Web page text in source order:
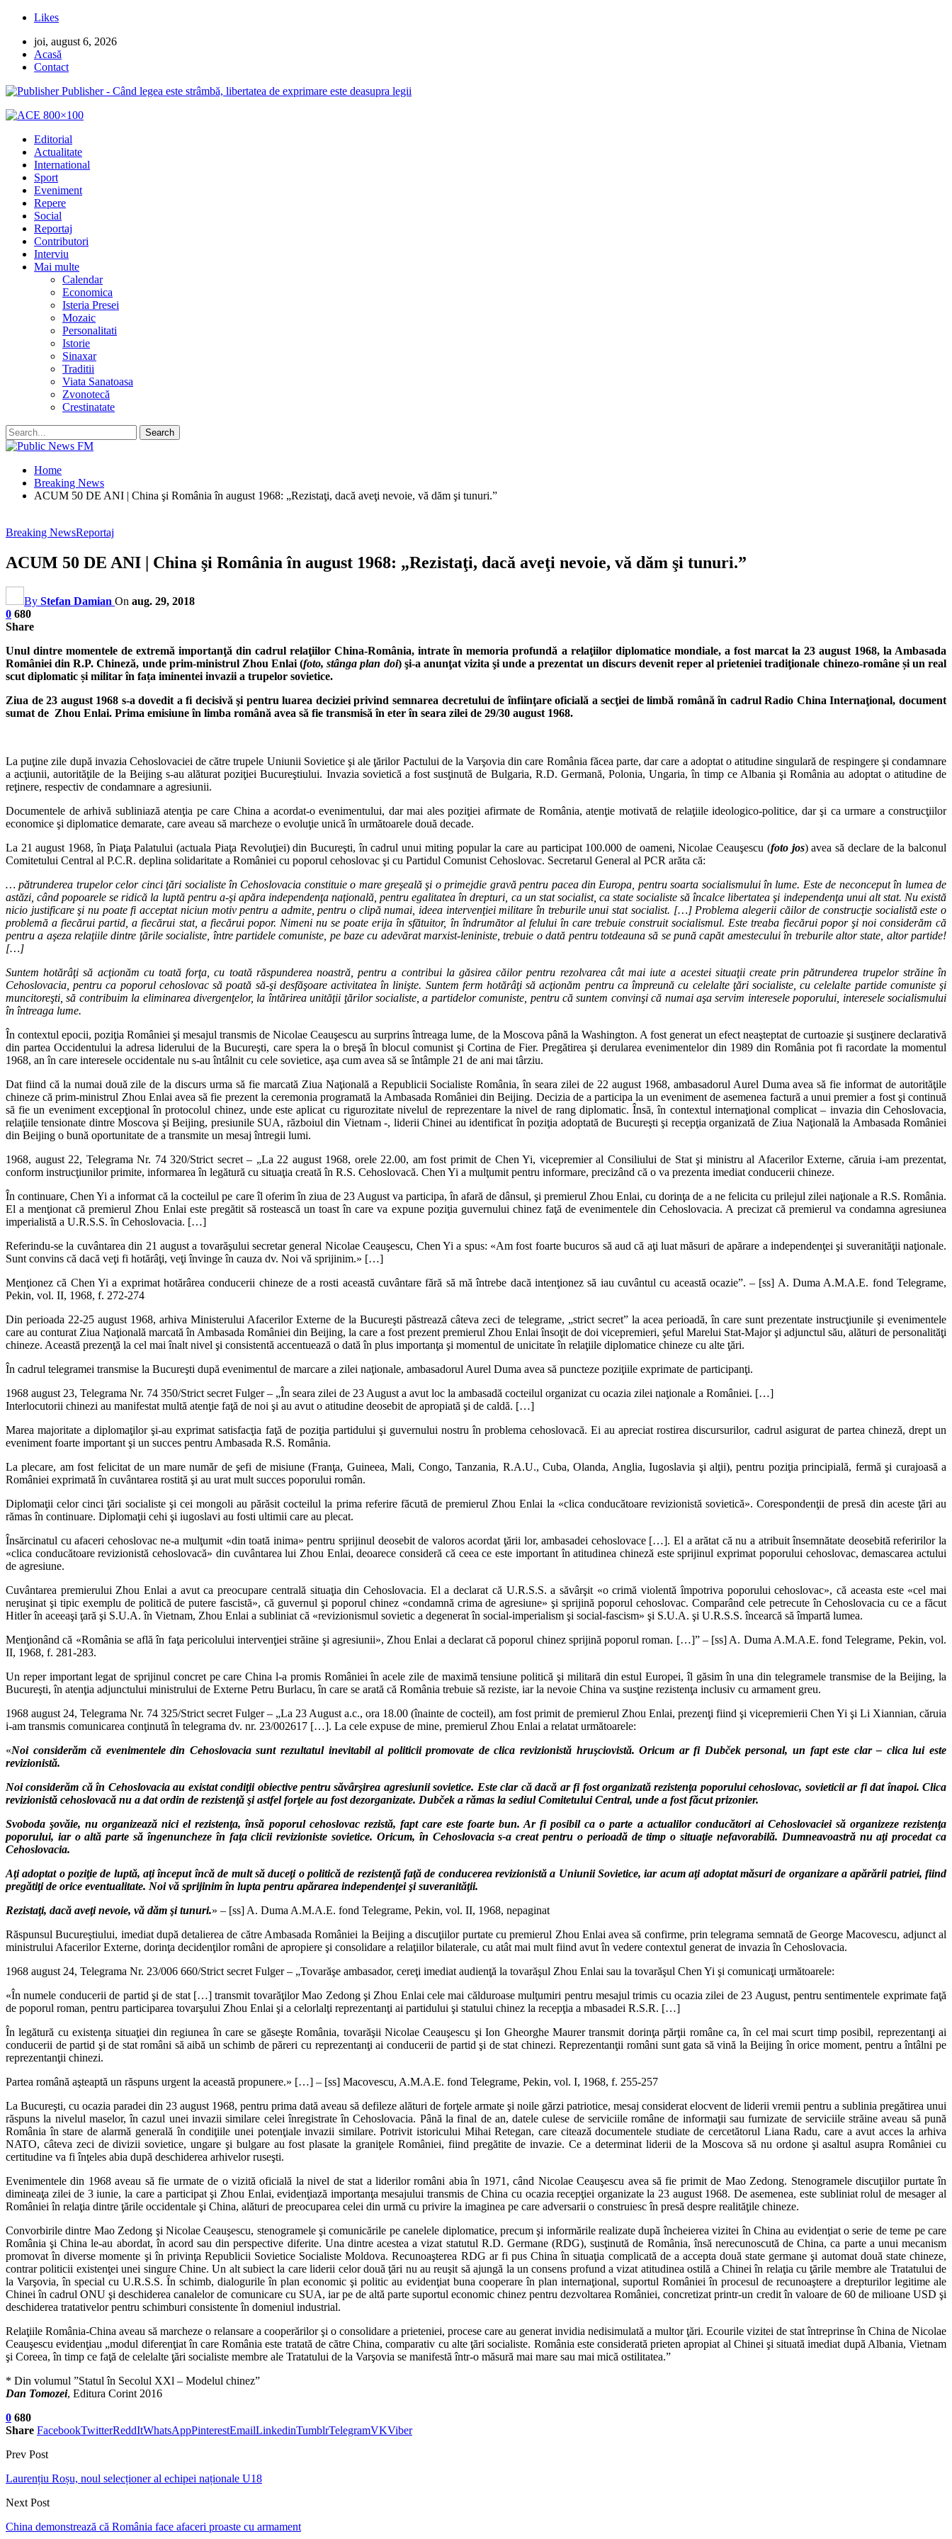
Likes
joi, august 6, 2026
Acasă
Contact
Publisher - Când legea este strâmbă, libertatea de exprimare este deasupra legii
Editorial
Actualitate
International
Sport
Eveniment
Repere
Social
Reportaj
Contributori
Interviu
Mai multe
Calendar
Economica
Isteria Presei
Mozaic
Personalitati
Istorie
Sinaxar
Traditii
Viata Sanatoasa
Zvonotecă
Crestinatate
Home
Breaking News
ACUM 50 DE ANI | China şi România în august 1968: „Rezistaţi, dacă aveţi nevoie, vă dăm şi tunuri.”
Breaking NewsReportaj
ACUM 50 DE ANI | China şi România în august 1968: „Rezistaţi, dacă aveţi nevoie, vă dăm şi tunuri.”
By Stefan Damian On aug. 29, 2018
0 680
Share
Unul dintre momentele de extremă importanţă din cadrul relaţiilor China-România, intrate în memoria profundă a relaţiilor diplomatice mondiale, a fost marcat la 23 august 1968, la Ambasada
României din R.P. Chineză, unde prim-ministrul Zhou Enlai (foto, stânga plan doi) şi-a anunţat vizita şi unde a prezentat un discurs devenit reper al prieteniei tradiţionale chinezo-române și un real
scut diplomatic și militar în fața iminentei invazii a trupelor sovietice.
Ziua de 23 august 1968 s-a dovedit a fi decisivă şi pentru luarea deciziei privind semnarea decretului de înfiinţare oficială a secţiei de limbă română în cadrul Radio China Internaţional, document
sumat de Zhou Enlai. Prima emisiune în limba română avea să fie transmisă în eter în seara zilei de 29/30 august 1968.
La puţine zile după invazia Cehoslovaciei de către trupele Uniunii Sovietice şi ale ţărilor Pactului de la Varşovia din care România făcea parte, dar care a adoptat o atitudine singulară de respingere şi condamnare
a acţiunii, autorităţile de la Beijing s-au alăturat poziţiei Bucureştiului. Invazia sovietică a fost susţinută de Bulgaria, R.D. Germană, Polonia, Ungaria, în timp ce Albania şi România au adoptat o atitudine de
reţinere, respectiv de condamnare a agresiunii.
Documentele de arhivă subliniază atenţia pe care China a acordat-o evenimentului, dar mai ales poziţiei afirmate de România, atenţie motivată de relaţiile ideologico-politice, dar şi ca urmare a construcţiilor
economice şi diplomatice demarate, care aveau să marcheze o evoluţie unică în următoarele două decade.
La 21 august 1968, în Piaţa Palatului (actuala Piaţa Revoluţiei) din Bucureşti, în cadrul unui miting popular la care au participat 100.000 de oameni, Nicolae Ceauşescu (foto jos) avea să declare de la balconul
Comitetului Central al P.C.R. deplina solidaritate a României cu poporul cehoslovac şi cu Partidul Comunist Cehoslovac. Secretarul General al PCR arăta că:
… pătrunderea trupelor celor cinci ţări socialiste în Cehoslovacia constituie o mare greşeală şi o primejdie gravă pentru pacea din Europa, pentru soarta socialismului în lume. Este de neconceput în lumea de
astăzi, când popoarele se ridică la luptă pentru a-şi apăra independenţa naţională, pentru egalitatea în drepturi, ca un stat socialist, ca state socialiste să încalce libertatea şi independenţa unui alt stat. Nu există
nicio justificare şi nu poate fi acceptat niciun motiv pentru a admite, pentru o clipă numai, ideea intervenţiei militare în treburile unui stat socialist. […] Problema alegerii căilor de construcţie socialistă este o
problemă a fiecărui partid, a fiecărui stat, a fiecărui popor. Nimeni nu se poate erija în sfătuitor, în îndrumător al felului în care trebuie construit socialismul. Este treaba fiecărui popor şi noi considerăm că
pentru a aşeza relaţiile dintre ţările socialiste, între partidele comuniste, pe baze cu adevărat marxist-leniniste, trebuie o dată pentru totdeauna să se pună capăt amestecului în treburile altor state, altor partide!
[…]
Suntem hotărâţi să acţionăm cu toată forţa, cu toată răspunderea noastră, pentru a contribui la găsirea căilor pentru rezolvarea cât mai iute a acestei situaţii create prin pătrunderea trupelor străine în
Cehoslovacia, pentru ca poporul cehoslovac să poată să-şi desfăşoare activitatea în linişte. Suntem ferm hotărâţi să acţionăm pentru ca împreună cu celelalte ţări socialiste, cu celelalte partide comuniste şi
muncitoreşti, să contribuim la eliminarea divergenţelor, la întărirea unităţii ţărilor socialiste, a partidelor comuniste, pentru că suntem convinşi că numai aşa servim interesele poporului, interesele socialismului
în întreaga lume.
În contextul epocii, poziţia României şi mesajul transmis de Nicolae Ceauşescu au surprins întreaga lume, de la Moscova până la Washington. A fost generat un efect neaşteptat de curtoazie şi susţinere declarativă
din partea Occidentului la adresa liderului de la Bucureşti, care spera la o breşă în blocul comunist şi Cortina de Fier. Pregătirea şi derularea evenimentelor din 1989 din România pot fi racordate la momentul
1968, an în care interesele occidentale nu s-au întâlnit cu cele sovietice, aşa cum avea să se întâmple 21 de ani mai târziu.
Dat fiind că la numai două zile de la discurs urma să fie marcată Ziua Naţională a Republicii Socialiste România, în seara zilei de 22 august 1968, ambasadorul Aurel Duma avea să fie informat de autorităţile
chineze că prim-ministrul Zhou Enlai avea să fie prezent la ceremonia programată la Ambasada României din Beijing. Decizia de a participa la un eveniment de asemenea factură a unui premier a fost şi continuă
să fie un eveniment excepţional în protocolul chinez, unde este aplicat cu rigurozitate nivelul de reprezentare la nivel de rang diplomatic. Însă, în contextul internaţional complicat – invazia din Cehoslovacia,
relaţiile tensionate dintre Moscova şi Beijing, presiunile SUA, războiul din Vietnam -, liderii Chinei au identificat în poziţia adoptată de Bucureşti şi recepţia organizată de Ziua Naţională la Ambasada României
din Beijing o bună oportunitate de a transmite un mesaj întregii lumi.
1968, august 22, Telegrama Nr. 74 320/Strict secret – „La 22 august 1968, orele 22.00, am fost primit de Chen Yi, vicepremier al Consiliului de Stat şi ministru al Afacerilor Externe, căruia i-am prezentat,
conform instrucţiunilor primite, informarea în legătură cu situaţia creată în R.S. Cehoslovacă. Chen Yi a mulţumit pentru informare, precizând că o va prezenta imediat conducerii chineze.
În continuare, Chen Yi a informat că la cocteilul pe care îl oferim în ziua de 23 August va participa, în afară de dânsul, şi premierul Zhou Enlai, cu dorinţa de a ne felicita cu prilejul zilei naţionale a R.S. România.
El a menţionat că premierul Zhou Enlai este pregătit să rostească un toast în care va expune poziţia guvernului chinez faţă de evenimentele din Cehoslovacia. A precizat că premierul va condamna agresiunea
imperialistă a U.R.S.S. în Cehoslovacia. […]
Referindu-se la cuvântarea din 21 august a tovarăşului secretar general Nicolae Ceauşescu, Chen Yi a spus: «Am fost foarte bucuros să aud că aţi luat măsuri de apărare a independenţei şi suveranităţii naţionale.
Sunt convins că dacă veţi fi hotărâţi, veţi învinge în cauza dv. Noi vă sprijinim.» […]
Menţionez că Chen Yi a exprimat hotărârea conducerii chineze de a rosti această cuvântare fără să mă întrebe dacă intenţionez să iau cuvântul cu această ocazie”. – [ss] A. Duma A.M.A.E. fond Telegrame,
Pekin, vol. II, 1968, f. 272-274
Din perioada 22-25 august 1968, arhiva Ministerului Afacerilor Externe de la Bucureşti păstrează câteva zeci de telegrame, „strict secret” la acea perioadă, în care sunt prezentate instrucţiunile şi evenimentele
care au conturat Ziua Naţională marcată în Ambasada României din Beijing, la care a fost prezent premierul Zhou Enlai însoţit de doi vicepremieri, şeful Marelui Stat-Major şi adjunctul său, alături de personalităţi
chineze. Această prezenţă la cel mai înalt nivel şi consistentă accentuează o dată în plus importanţa şi momentul de unicitate în relaţiile diplomatice chineze cu alte ţări.
În cadrul telegramei transmise la Bucureşti după evenimentul de marcare a zilei naţionale, ambasadorul Aurel Duma avea să puncteze poziţiile exprimate de participanţi.
1968 august 23, Telegrama Nr. 74 350/Strict secret Fulger – „În seara zilei de 23 August a avut loc la ambasadă cocteilul organizat cu ocazia zilei naţionale a României. […]
Interlocutorii chinezi au manifestat multă atenţie faţă de noi şi au avut o atitudine deosebit de apropiată şi de caldă. […]
Marea majoritate a diplomaţilor şi-au exprimat satisfacţia faţă de poziţia partidului şi guvernului nostru în problema cehoslovacă. Ei au apreciat rostirea discursurilor, cadrul asigurat de partea chineză, drept un
eveniment foarte important şi un succes pentru Ambasada R.S. România.
La plecare, am fost felicitat de un mare număr de şefi de misiune (Franţa, Guineea, Mali, Congo, Tanzania, R.A.U., Cuba, Olanda, Anglia, Iugoslavia şi alţii), pentru poziţia principială, fermă şi curajoasă a
României exprimată în cuvântarea rostită şi au urat mult succes poporului român.
Diplomaţii celor cinci ţări socialiste şi cei mongoli au părăsit cocteilul la prima referire făcută de premierul Zhou Enlai la «clica conducătoare revizionistă sovietică». Corespondenţii de presă din aceste ţări au
rămas în continuare. Diplomaţii cehi şi iugoslavi au fosti ultimii care au plecat.
Însărcinatul cu afaceri cehoslovac ne-a mulţumit «din toată inima» pentru sprijinul deosebit de valoros acordat ţării lor, ambasadei cehoslovace […]. El a arătat că nu a atribuit însemnătate deosebită referirilor la
«clica conducătoare revizionistă cehoslovacă» din cuvântarea lui Zhou Enlai, deoarece consideră că ceea ce este important în atitudinea chineză este sprijinul exprimat poporului cehoslovac, demascarea actului
de agresiune.
Cuvântarea premierului Zhou Enlai a avut ca preocupare centrală situaţia din Cehoslovacia. El a declarat că U.R.S.S. a săvârşit «o crimă violentă împotriva poporului cehoslovac», că aceasta este «cel mai
neruşinat şi tipic exemplu de politică de putere fascistă», că guvernul şi poporul chinez «condamnă crima de agresiune» şi sprijină poporul cehoslovac. Comparând cele petrecute în Cehoslovacia cu ce a făcut
Hitler în aceeaşi ţară şi S.U.A. în Vietnam, Zhou Enlai a subliniat că «revizionismul sovietic a degenerat în social-imperialism şi social-fascism» şi S.U.A. şi U.R.S.S. încearcă să împartă lumea.
Menţionând că «România se află în faţa pericolului intervenţiei străine şi agresiunii», Zhou Enlai a declarat că poporul chinez sprijină poporul roman. […]” – [ss] A. Duma A.M.A.E. fond Telegrame, Pekin, vol.
II, 1968, f. 281-283.
Un reper important legat de sprijinul concret pe care China l-a promis României în acele zile de maximă tensiune politică şi militară din estul Europei, îl găsim în una din telegramele transmise de la Beijing, la
Bucureşti, în atenţia adjunctului ministrului de Externe Petru Burlacu, în care se arată că România trebuie să reziste, iar la nevoie China va susţine rezistenţa inclusiv cu armament greu.
1968 august 24, Telegrama Nr. 74 325/Strict secret Fulger – „La 23 August a.c., ora 18.00 (înainte de cocteil), am fost primit de premierul Zhou Enlai, prezenţi fiind şi vicepremierii Chen Yi şi Li Xiannian, căruia
i-am transmis comunicarea conţinută în telegrama dv. nr. 23/002617 […]. La cele expuse de mine, premierul Zhou Enlai a relatat următoarele:
«Noi considerăm că evenimentele din Cehoslovacia sunt rezultatul inevitabil al politicii promovate de clica revizionistă hruşciovistă. Oricum ar fi Dubček personal, un fapt este clar – clica lui este
revizionistă.
Noi considerăm că în Cehoslovacia au existat condiţii obiective pentru săvârşirea agresiunii sovietice. Este clar că dacă ar fi fost organizată rezistenţa poporului cehoslovac, sovieticii ar fi dat înapoi. Clica
revizionistă cehoslovacă nu a dat ordin de rezistenţă şi astfel forţele au fost dezorganizate. Dubček a rămas la sediul Comitetului Central, unde a fost făcut prizonier.
Svoboda şovăie, nu organizează nici el rezistenţa, însă poporul cehoslovac rezistă, fapt care este foarte bun. Ar fi posibil ca o parte a actualilor conducători ai Cehoslovaciei să organizeze rezistenţa
poporului, iar o altă parte să îngenuncheze în faţa clicii revizioniste sovietice. Oricum, în Cehoslovacia s-a creat pentru o perioadă de timp o situaţie nefavorabilă. Dumneavoastră nu aţi procedat ca
Cehoslovacia.
Aţi adoptat o poziţie de luptă, aţi început încă de mult să duceţi o politică de rezistenţă faţă de conducerea revizionistă a Uniunii Sovietice, iar acum aţi adoptat măsuri de organizare a apărării patriei, fiind
pregătiţi de orice eventualitate. Noi vă sprijinim în lupta pentru apărarea independenţei şi suveranităţii.
Rezistaţi, dacă aveţi nevoie, vă dăm şi tunuri.» – [ss] A. Duma A.M.A.E. fond Telegrame, Pekin, vol. II, 1968, nepaginat
Răspunsul Bucureştiului, imediat după detalierea de către Ambasada României la Beijing a discuţiilor purtate cu premierul Zhou Enlai avea să confirme, prin telegrama semnată de George Macovescu, adjunct al
ministrului Afacerilor Externe, dorinţa decidenţilor români de apropiere şi consolidare a relaţiilor bilaterale, cu atât mai mult fiind avut în vedere contextul generat de invazia în Cehoslovacia.
1968 august 24, Telegrama Nr. 23/006 660/Strict secret Fulger – „Tovarăşe ambasador, cereţi imediat audienţă la tovarăşul Zhou Enlai sau la tovarăşul Chen Yi şi comunicaţi următoarele:
«În numele conducerii de partid şi de stat […] transmit tovarăţilor Mao Zedong şi Zhou Enlai cele mai călduroase mulţumiri pentru mesajul trimis cu ocazia zilei de 23 August, pentru sentimentele exprimate faţă
de poporul roman, pentru participarea tovarşului Zhou Enlai şi a celorlalţi reprezentanţi ai partidului şi statului chinez la recepţia a mbasadei R.S.R. […]
În legătură cu existenţa situaţiei din regiunea în care se găseşte România, tovarăşii Nicolae Ceauşescu şi Ion Gheorghe Maurer transmit dorinţa părţii române ca, în cel mai scurt timp posibil, reprezentanţi ai
conducerii de partid şi de stat români să aibă un schimb de păreri cu reprezentanţi ai conducerii de partid şi de stat chinezi. Reprezentanţii români sunt gata să vină la Beijing în orice moment, pentru a întâlni pe
reprezentanţii chinezi.
Partea română aşteaptă un răspuns urgent la această propunere.» […] – [ss] Macovescu, A.M.A.E. fond Telegrame, Pekin, vol. I, 1968, f. 255-257
La Bucureşti, cu ocazia paradei din 23 august 1968, pentru prima dată aveau să defileze alături de forţele armate şi noile gărzi patriotice, mesaj considerat elocvent de liderii vremii pentru a sublinia pregătirea unui
răspuns la nivelul maselor, în cazul unei invazii similare celei înregistrate în Cehoslovacia. Până la final de an, datele culese de serviciile române de informaţii sau furnizate de serviciile străine aveau să pună
România în stare de alarmă generală în condiţiile unei potenţiale invazii similare. Potrivit istoricului Mihai Retegan, care citează documentele studiate de cercetătorul Liana Radu, care a avut acces la arhiva
NATO, câteva zeci de divizii sovietice, ungare şi bulgare au fost plasate la graniţele României, fiind pregătite de invazie. Ce a determinat liderii de la Moscova să nu ordone şi asaltul asupra României cu
certitudine va fi înţeles abia după deschiderea arhivelor ruseşti.
Evenimentele din 1968 aveau să fie urmate de o vizită oficială la nivel de stat a liderilor români abia în 1971, când Nicolae Ceauşescu avea să fie primit de Mao Zedong. Stenogramele discuţiilor purtate în
dimineaţa zilei de 3 iunie, la care a participat şi Zhou Enlai, evidenţiază importanţa mesajului transmis de China cu ocazia recepţiei organizate la 23 august 1968. De asemenea, este subliniat rolul de mesager al
României în relaţia dintre ţările occidentale şi China, alături de preocuparea celei din urmă cu privire la imaginea pe care adversarii o construiesc în presă despre realităţile chineze.
Convorbirile dintre Mao Zedong şi Nicolae Ceauşescu, stenogramele şi comunicările pe canelele diplomatice, precum şi informările realizate după încheierea vizitei în China au evidenţiat o serie de teme pe care
România şi China le-au abordat, în acord sau din perspective diferite. Una dintre acestea a vizat statutul R.D. Germane (RDG), susţinută de România, însă nerecunoscută de China, ca parte a unui mecanism
promovat în diverse momente şi în privinţa Republicii Sovietice Socialiste Moldova. Recunoaşterea RDG ar fi pus China în situaţia complicată de a accepta două state germane şi automat două state chineze,
contrar politicii existenţei unei singure Chine. Un alt subiect la care liderii celor două ţări nu au reuşit să ajungă la un consens profund a vizat atitudinea ostilă a Chinei în relaţia cu ţările membre ale Tratatului de
la Varşovia, în special cu U.R.S.S. În schimb, dialogurile în plan economic şi politic au evidenţiat buna cooperare în plan internaţional, suportul României în procesul de recunoaştere a drepturilor legitime ale
Chinei în cadrul ONU şi deschiderea canalelor de comunicare cu SUA, iar pe de altă parte suportul economic chinez pentru dezvoltarea României, concretizat printr-un credit în valoare de 60 de milioane USD şi
deschiderea tratativelor pentru schimburi consistente în domeniul industrial.
Relaţiile România-China aveau să marcheze o relansare a cooperărilor şi o consolidare a prieteniei, procese care au generat invidia nedisimulată a multor ţări. Ecourile vizitei de stat întreprinse în China de Nicolae
Ceauşescu evidenţiau „modul diferenţiat în care România este tratată de către China, comparativ cu alte ţări socialiste. România este considerată prieten apropiat al Chinei şi situată imediat după Albania, Vietnam
şi Coreea, în timp ce faţă de celelalte ţări socialiste membre ale Tratatului de la Varşovia se manifestă într-o măsură mai mare sau mai mică ostilitatea.”
* Din volumul ”Statul în Secolul XXl – Modelul chinez”
Dan Tomozei, Editura Corint 2016
0 680
Share FacebookTwitterReddItWhatsAppPinterestEmailLinkedinTumblrTelegramVKViber
Prev Post
Laurențiu Roșu, noul selecționer al echipei naționale U18
Next Post
China demonstrează că România face afaceri proaste cu armament